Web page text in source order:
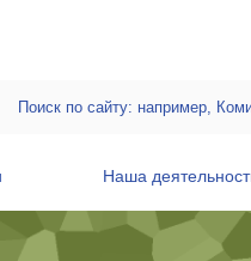
Наша